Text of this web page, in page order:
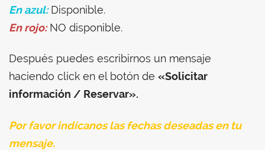
En azul:Disponible.
En rojo:NO disponible.
Después puedes escribirnos un mensaje
haciendo click en el botón de «Solicitar
información / Reservar».
Por favor indícanos las fechas deseadas en tu
mensaje.